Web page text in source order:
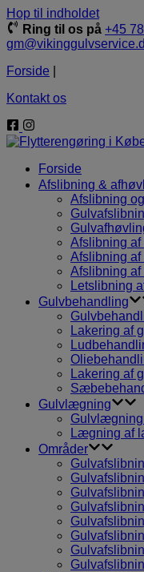
Hop til indholdet
Ring til os på +45
Forside
Kontakt os
Forside
Afslibning &
Afslibning
Afslibning af
Afslibning af
Afslibning
Letslibning
Gulvbehandling
Lakering af
Lakering af
Gulvlægning
Lægning af
Områder